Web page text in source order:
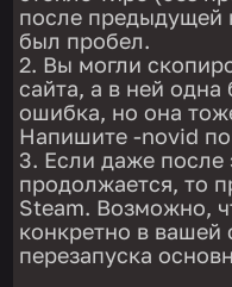
после предыдущей
был пробел.
Вы могли
сайта, а в ней одна
ошибка, но она
Напишите -novid по
Если даже после
продолжается, то
Steam. Возможно,
конкретно в вашей
перезапуска